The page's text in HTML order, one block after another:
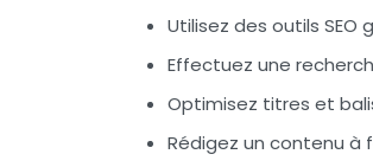
Utilisez des outils
Effectuez une
Optimisez titres et
Rédigez un contenu à